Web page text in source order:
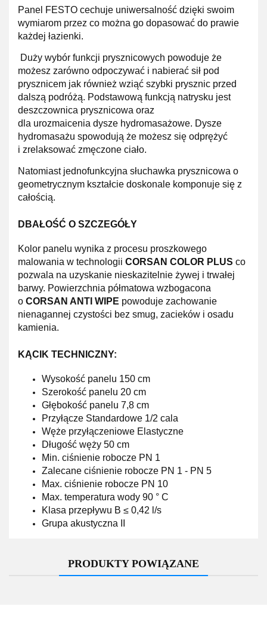
Panel FESTO cechuje uniwersalność dzięki swoim
wymiarom przez co można go dopasować do prawie
każdej łazienki.
Duży wybór funkcji prysznicowych powoduje że
możesz zarówno odpoczywać i nabierać sił pod
prysznicem jak również wziąć szybki prysznic przed
dalszą podróżą. Podstawową funkcją natrysku jest
deszczownica prysznicowa oraz
dla urozmaicenia dysze hydromasażowe. Dysze
hydromasażu spowodują że możesz się odprężyć
i zrelaksować zmęczone ciało.
Natomiast jednofunkcyjna słuchawka prysznicowa o
geometrycznym kształcie doskonale komponuje się z
całością.
DBAŁOŚĆ O SZCZEGÓŁY
Kolor panelu wynika z procesu proszkowego
malowania w technologii CORSAN COLOR PLUS co
pozwala na uzyskanie nieskazitelnie żywej i trwałej
barwy. Powierzchnia półmatowa wzbogacona
o CORSAN ANTI WIPE powoduje zachowanie
nienagannej czystości bez smug, zacieków i osadu
kamienia.
KĄCIK TECHNICZNY:
Wysokość panelu 150 cm
Szerokość panelu 20 cm
Głębokość panelu 7,8 cm
Przyłącze Standardowe 1/2 cala
Węże przyłączeniowe Elastyczne
Długość węży 50 cm
Min. ciśnienie robocze PN 1
Zalecane ciśnienie robocze PN 1 - PN 5
Max. ciśnienie robocze PN 10
Max. temperatura wody 90 ° C
Klasa przepływu B ≤ 0,42 l/s
Grupa akustyczna II
PRODUKTY POWIĄZANE